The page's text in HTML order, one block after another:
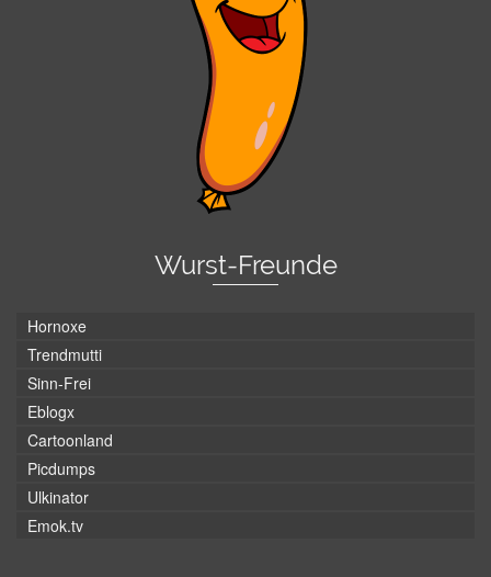
Wurst-Freunde
Hornoxe
Trendmutti
Sinn-Frei
Eblogx
Cartoonland
Picdumps
Ulkinator
Emok.tv